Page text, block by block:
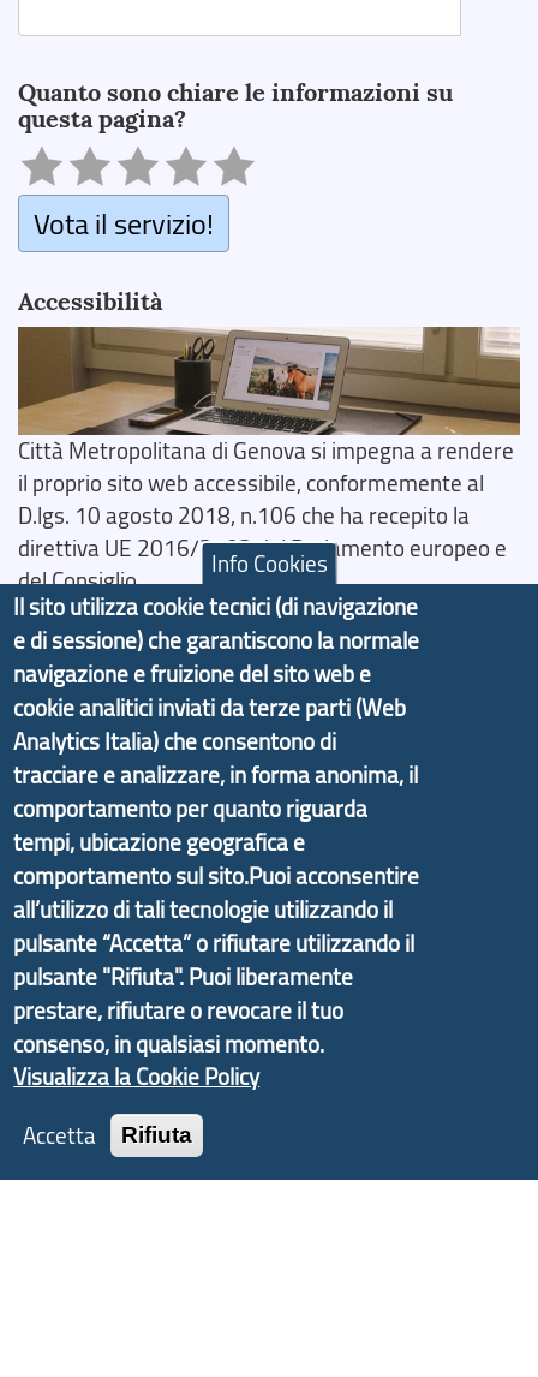
Quanto sono chiare le informazioni su
questa pagina?
Vota il servizio!
Accessibilità
Città Metropolitana di Genova si impegna a rendere
il proprio sito web accessibile, conformemente al
D.lgs. 10 agosto 2018, n.106 che ha recepito la
direttiva UE 2016/2102 del Parlamento europeo e
del Consiglio.
Dichiarazione di Accessibilità
Il progetto Aree Interne
Il portale di marketing territoriale e sviluppo locale
di Genova Città Metropolitana si è sviluppato a
partire dal progetto nazionale Aree Interne
promosso dal Dipartimento per lo Sviluppo
Economico e finalizzato al rilancio socio-economico
delle valli dell’entroterra. In particolare fornisce
informazioni ed aggiornamenti sulla
d'Area Antola-Tigullio, in collaborazione con Regione
Liguria ed ANCI Liguria.
Info Cookies
Il sito utilizza cookie tecnici (di navigazione
e di sessione) che garantiscono la normale
navigazione e fruizione del sito web e
cookie analitici inviati da terze parti (Web
Analytics Italia) che consentono di
tracciare e analizzare, in forma anonima, il
comportamento per quanto riguarda
tempi, ubicazione geografica e
comportamento sul sito.Puoi acconsentire
all’utilizzo di tali tecnologie utilizzando il
pulsante “Accetta” o rifiutare utilizzando il
pulsante "Rifiuta". Puoi liberamente
prestare, rifiutare o revocare il tuo
consenso, in qualsiasi momento.
Visualizza la Cookie Policy
Accetta
Rifiuta